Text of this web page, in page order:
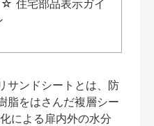
宅部品表示ガイ
サンドシートとは、防
脂をはさんだ複層シー
による扉内外の水分